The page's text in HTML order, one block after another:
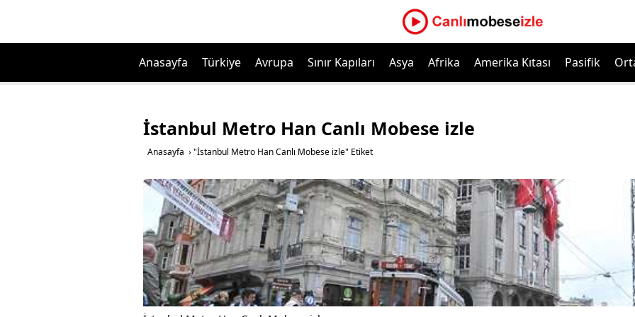
Anasayfa Türkiye Avrupa Sınır Kapıları Asya Afrika Amerika Kıtası Pasifik
İstanbul Metro Han Canlı Mobese izle
Anasayfa › "İstanbul Metro Han Canlı Mobese izle" Etiket